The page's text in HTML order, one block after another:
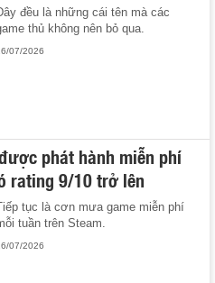
đều là những cái tên mà các
thủ không nên bỏ qua.
07/2026
phát hành miễn phí
rating 9/10 trở lên
tục là cơn mưa game miễn phí
tuần trên Steam.
07/2026